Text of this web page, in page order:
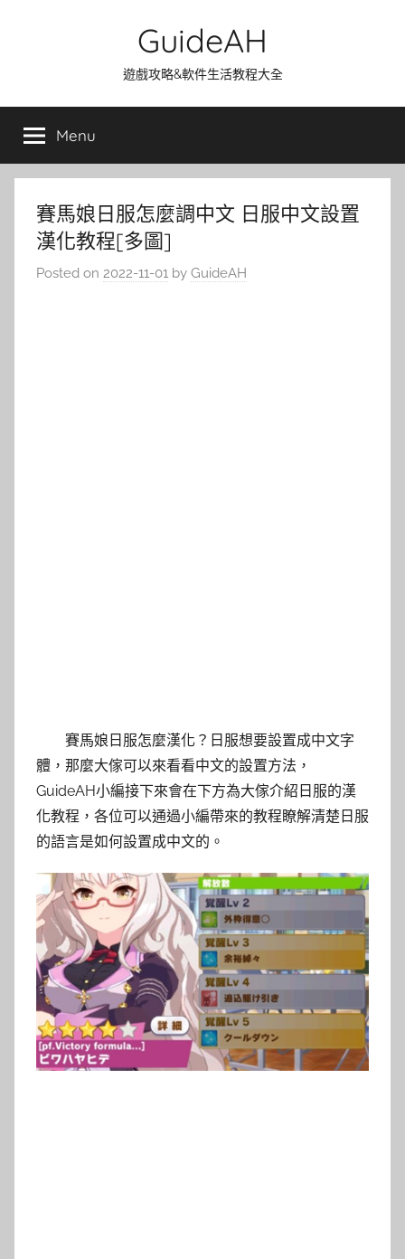
GuideAH
遊戲攻略&軟件生活教程大全
Menu
賽馬娘日服怎麼調中文 日服中文設置
漢化教程[多圖]
Posted on 2022-11-01 by GuideAH
賽馬娘日服怎麼漢化？日服想要設置成中文字
體，那麼大傢可以來看看中文的設置方法，
GuideAH小編接下來會在下方為大傢介紹日服的漢
化教程，各位可以通過小編帶來的教程瞭解清楚日服
的語言是如何設置成中文的。